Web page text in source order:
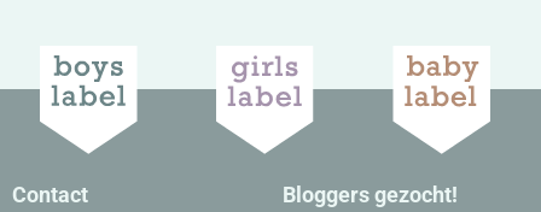
Contact
Bloggers gezocht!